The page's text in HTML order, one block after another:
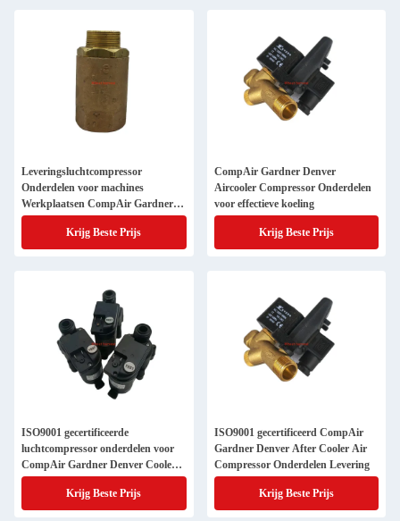
Leveringsluchtcompressor
Onderdelen voor machines
Werkplaatsen CompAir Gardner
Denver
Krijg Beste Prijs
CompAir Gardner Denver
Aircooler Compressor Onderdelen
voor effectieve koeling
Krijg Beste Prijs
ISO9001 gecertificeerde
luchtcompressor onderdelen voor
CompAir Gardner Denver Cooler
Supply
Krijg Beste Prijs
ISO9001 gecertificeerd CompAir
Gardner Denver After Cooler Air
Compressor Onderdelen Levering
Krijg Beste Prijs